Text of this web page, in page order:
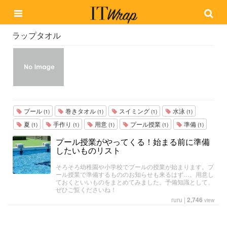
ラップタオル
プール (1) 巻きタオル (1) スイミング (1) 水泳 (1)
夏 (1) 手作り (1) 用意 (1) プール授業 (1) 準備 (1)
プール授業がやってくる！始まる前に準備
したいものリスト
そろそろ幼稚園や小学校でプールの授業が始まります。プ
ール授業で準備するもののお知らせも来るはず…。用意し
ておくといいものをまとめてみました。予備知識として、
ぜひご覧くださいね！
ruru | 2,746 view